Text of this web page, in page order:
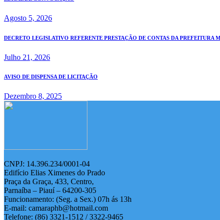
Agosto 5, 2026
DECRETO LEGISLATIVO REFERENTE PRESTAÇÃO DE CONTAS DA PREFEITURA
Julho 21, 2026
AVISO DE DISPENSA DE LICITAÇÃO
Dezembro 8, 2025
CNPJ: 14.396.234/0001-04
Edifício Elias Ximenes do Prado
Praça da Graça, 433, Centro,
Parnaíba – Piauí – 64200-305
Funcionamento: (Seg. a Sex.) 07h ás 13h
E-mail: camaraphb@hotmail.com
Telefone: (86) 3321-1512 / 3322-9465